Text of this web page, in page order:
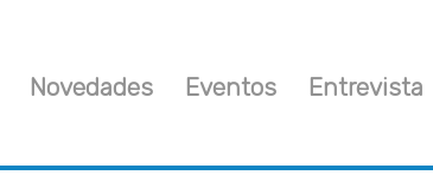
Novedades Eventos Entrevista